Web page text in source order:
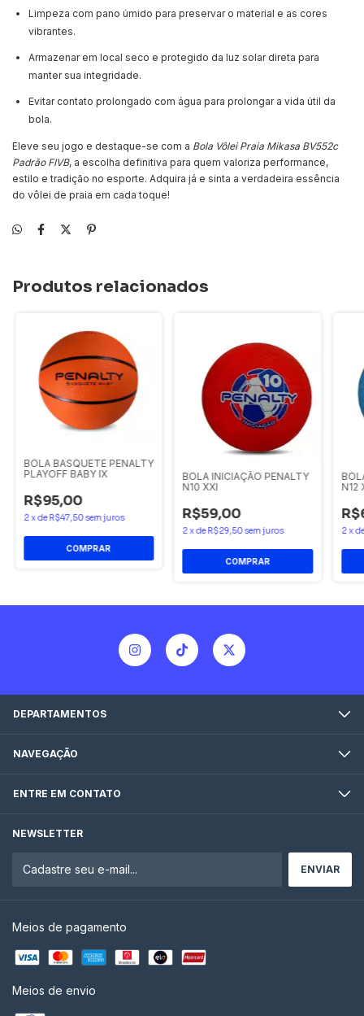
Limpeza com pano úmido para preservar o material e as cores
vibrantes.
Armazenar em local seco e protegido da luz solar direta para
manter sua integridade.
Evitar contato prolongado com água para prolongar a vida útil da
bola.
Eleve seu jogo e destaque-se com a Bola Vôlei Praia Mikasa BV552c
Padrão FIVB, a escolha definitiva para quem valoriza performance,
estilo e tradição no esporte. Adquira já e sinta a verdadeira essência
do vôlei de praia em cada toque!
Produtos relacionados
BOLA BASQUETE PENALTY
PLAYOFF BABY IX
R$95,00
2xdeR$47,50sem juros
BOLA INICIAÇÃO PENALTY
N10 XXI
R$59,00
2xde R$29,50sem juros
N12
2x
DEPARTAMENTOS
NAVEGAÇÃO
ENTRE EM CONTATO
NEWSLETTER
Meios de pagamento
Meios de envio